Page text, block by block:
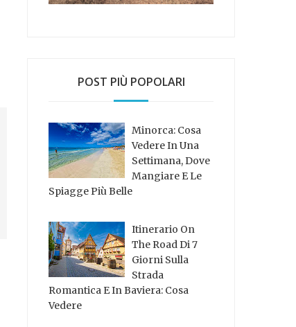
POST PIÙ POPOLARI
Minorca: Cosa
Vedere In Una
Settimana, Dove
Mangiare E Le
Spiagge Più Belle
Itinerario On
The Road Di 7
Giorni Sulla
Strada
Romantica E In Baviera: Cosa
Vedere